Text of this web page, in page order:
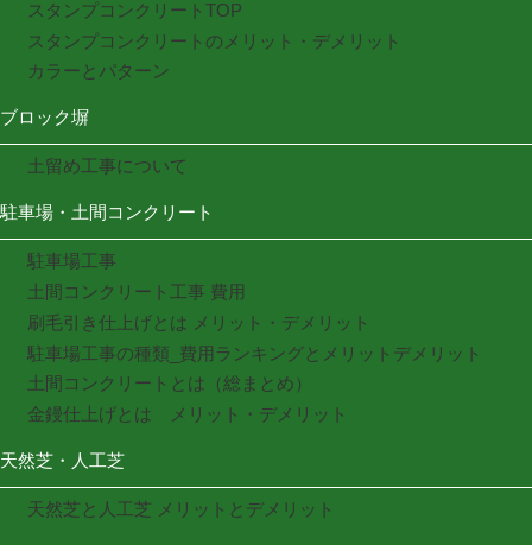
スタンプコンクリートTOP
スタンプコンクリートのメリット・デメリット
カラーとパターン
ブロック塀
土留め工事について
駐車場・土間コンクリート
駐車場工事
土間コンクリート工事 費用
刷毛引き仕上げとは メリット・デメリット
駐車場工事の種類_費用ランキングとメリットデメリット
土間コンクリートとは（総まとめ）
金鏝仕上げとは メリット・デメリット
天然芝・人工芝
天然芝と人工芝 メリットとデメリット